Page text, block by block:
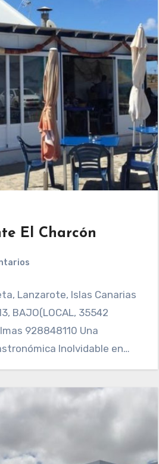
El Charcón
Lanzarote, Islas Canarias
BAJO(LOCAL, 35542
928848110 Una
Inolvidable en